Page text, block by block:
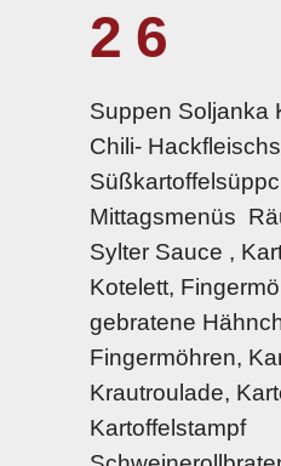
26
Suppen Soljanka
Chili-
Mittagsmenüs
Sylter Sauce ,
Kotelett,
gebratene
Fingermöhren,
Krautroulade,
Kartoffelstampf